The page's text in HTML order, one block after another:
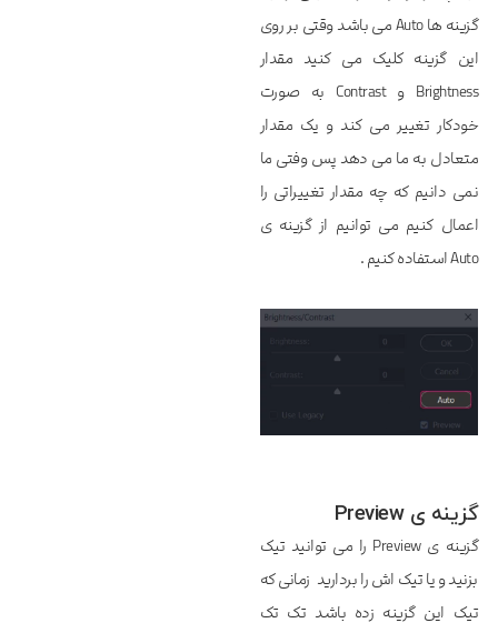
گزینه ها Auto می باشد وقتی بر روی
این گزینه کلیک می کنید مقدار
Brightness و Contrast به صورت
خودکار تغییر می کند و یک مقدار
متعادل به ما می دهد پس وفتی ما
نمی دانیم که چه مقدار تغییراتی را
اعمال کنیم می توانیم از گزینه ی
Auto استفاده کنیم .
گزینه ی Preview
گزینه ی Preview را می توانید تیک
بزنید و یا تیک اش را بردارید زمانی که
تیک این گزینه زده باشد تک تک